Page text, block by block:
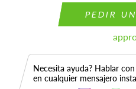
PEDIR
Necesita ayuda? Hablar
en cualquier mensajero